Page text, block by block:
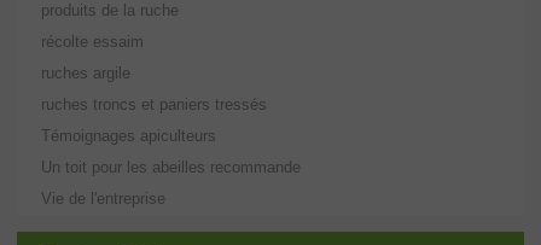
produits de la ruche
récolte essaim
ruches argile
ruches troncs et paniers tressés
Témoignages apiculteurs
Un toit pour les abeilles recommande
Vie de l'entreprise